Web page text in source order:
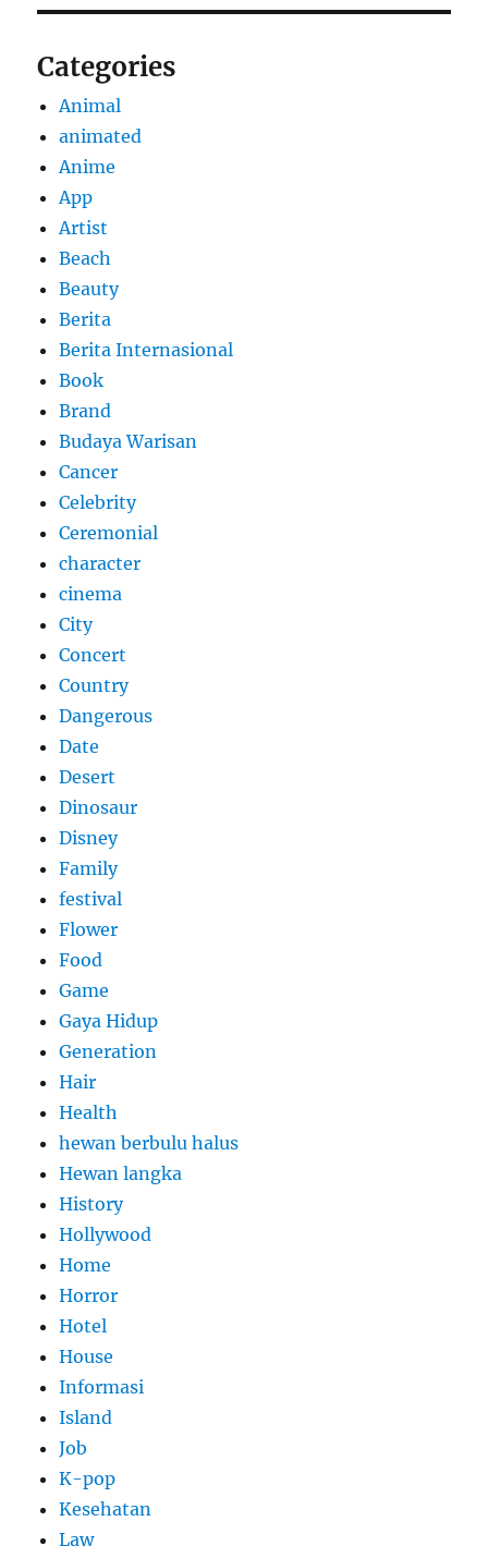
Categories
Animal
animated
Anime
App
Artist
Beach
Beauty
Berita
Berita Internasional
Book
Brand
Budaya Warisan
Cancer
Celebrity
Ceremonial
character
cinema
City
Concert
Country
Dangerous
Date
Desert
Dinosaur
Disney
Family
festival
Flower
Food
Game
Gaya Hidup
Generation
Hair
Health
hewan berbulu halus
Hewan langka
History
Hollywood
Home
Horror
Hotel
House
Informasi
Island
Job
K-pop
Kesehatan
Law